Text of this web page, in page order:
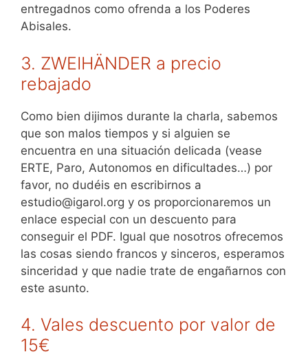
entregadnos como ofrenda a los Poderes
Abisales.
3. ZWEIHÄNDER a precio
rebajado
Como bien dijimos durante la charla, sabemos
que son malos tiempos y si alguien se
encuentra en una situación delicada (vease
ERTE, Paro, Autonomos en dificultades…) por
favor, no dudéis en escribirnos a
estudio@igarol.org y os proporcionaremos un
enlace especial con un descuento para
conseguir el PDF. Igual que nosotros ofrecemos
las cosas siendo francos y sinceros, esperamos
sinceridad y que nadie trate de engañarnos con
este asunto.
4. Vales descuento por valor de
15€